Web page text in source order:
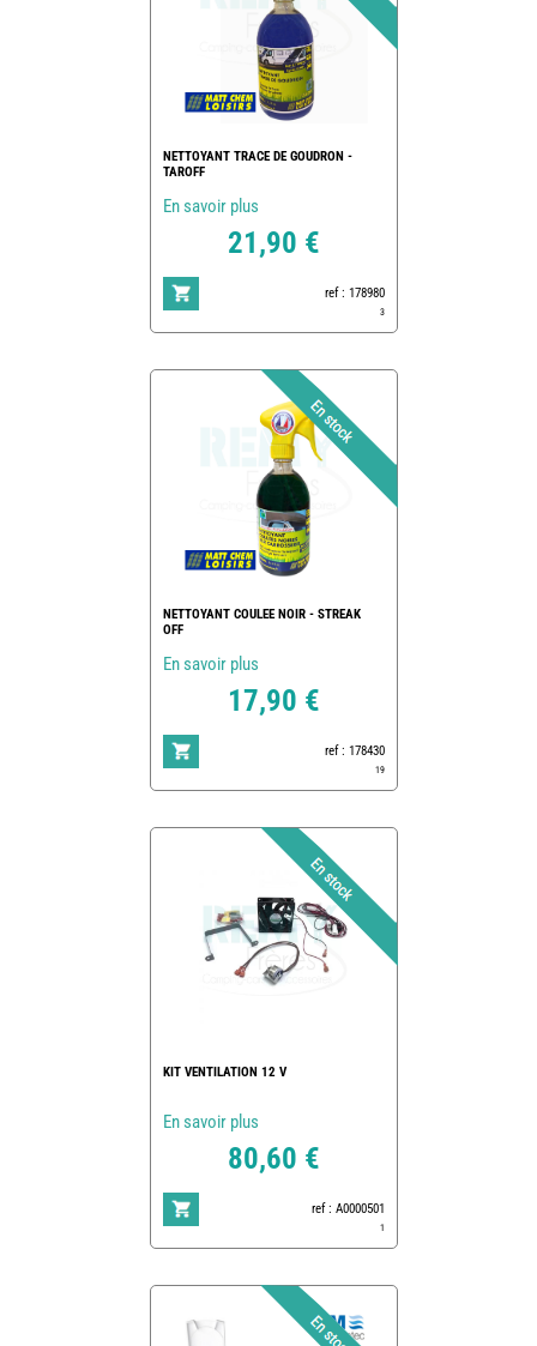
NETTOYANT TRACE DE GOUDRON -
TAROFF
En savoir plus
21,90 €
ref : 178980
3
NETTOYANT COULEE NOIR - STREAK
OFF
En savoir plus
17,90 €
ref : 178430
19
KIT VENTILATION 12 V
En savoir plus
80,60 €
ref : A0000501
1